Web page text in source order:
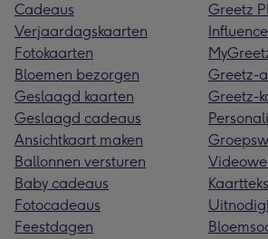
Cadeaus
Verjaardagskaarten
Fotokaarten
Bloemen bezorgen
Geslaagd kaarten
Geslaagd cadeaus
Ansichtkaart maken
Ballonnen versturen
Baby cadeaus
Fotocadeaus
Feestdagen
Greetz
Greetz-
Greetz-